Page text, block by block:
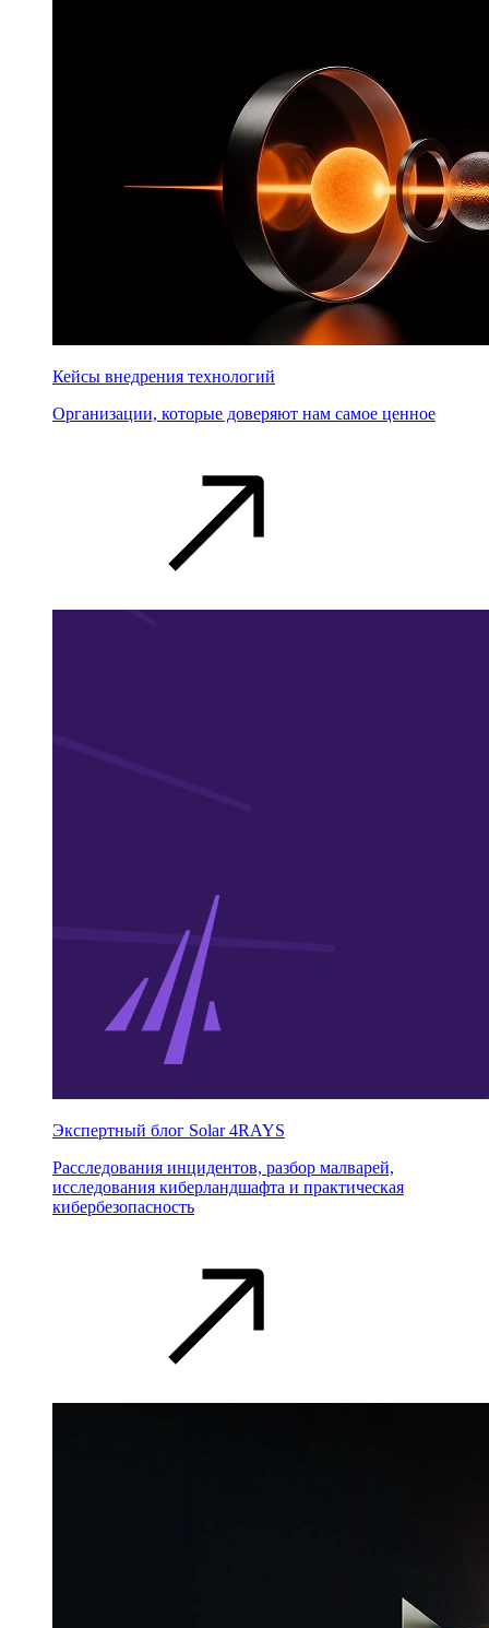
Кейсы внедрения технологий
Организации, которые доверяют нам самое ценное
Экспертный блог Solar 4RAYS
Расследования инцидентов, разбор малварей,
исследования киберландшафта и практическая
кибербезопасность